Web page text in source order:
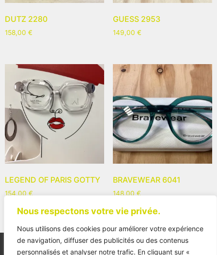
Nous respectons votre vie privée.
Nous utilisons des cookies pour améliorer votre expérience
de navigation, diffuser des publicités ou des contenus
personnalisés et analyser notre trafic. En cliquant sur «
DUTZ 2280
158,00 €
GUESS 2953
149,00 €
LEGEND OF PARIS GOTTY
154,00 €
BRAVEWEAR 6041
148,00 €